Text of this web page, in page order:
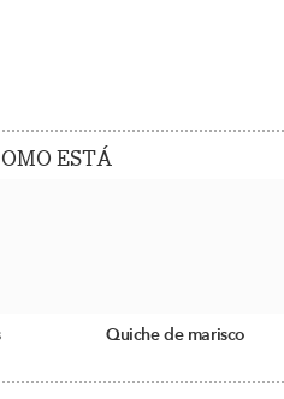
ESTÁ
Quiche de marisco